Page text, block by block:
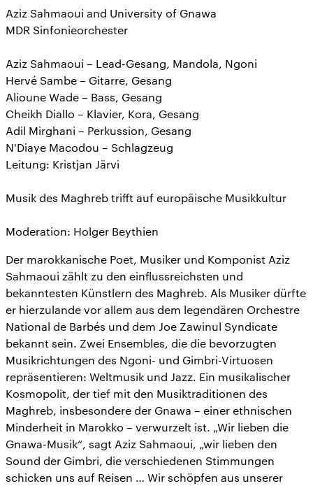
Aziz Sahmaoui and University of Gnawa
MDR Sinfonieorchester
Aziz Sahmaoui – Lead-Gesang, Mandola, Ngoni
Hervé Sambe – Gitarre, Gesang
Alioune Wade – Bass, Gesang
Cheikh Diallo – Klavier, Kora, Gesang
Adil Mirghani – Perkussion, Gesang
N'Diaye Macodou – Schlagzeug
Leitung: Kristjan Järvi
Musik des Maghreb trifft auf europäische Musikkultur
Moderation: Holger Beythien
Der marokkanische Poet, Musiker und Komponist Aziz
Sahmaoui zählt zu den einflussreichsten und
bekanntesten Künstlern des Maghreb. Als Musiker dürfte
er hierzulande vor allem aus dem legendären Orchestre
National de Barbés und dem Joe Zawinul Syndicate
bekannt sein. Zwei Ensembles, die die bevorzugten
Musikrichtungen des Ngoni- und Gimbri-Virtuosen
repräsentieren: Weltmusik und Jazz. Ein musikalischer
Kosmopolit, der tief mit den Musiktraditionen des
Maghreb, insbesondere der Gnawa – einer ethnischen
Minderheit in Marokko – verwurzelt ist. „Wir lieben die
Gnawa-Musik“, sagt Aziz Sahmaoui, „wir lieben den
Sound der Gimbri, die verschiedenen Stimmungen
schicken uns auf Reisen … Wir schöpfen aus unserer